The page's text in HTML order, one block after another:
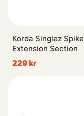
Korda Singlez Spike
Extension Section
229 kr